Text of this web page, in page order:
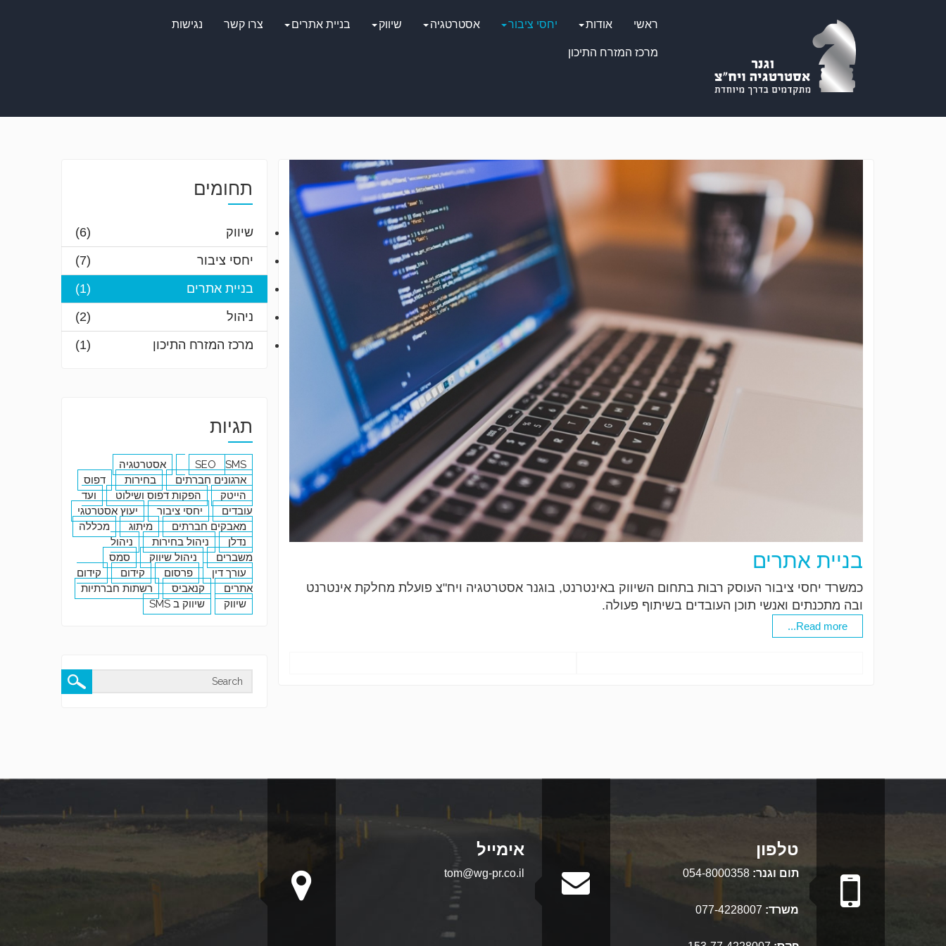
ראשי אודות יחסי ציבור אסטרטגיה שיווק בניית אתרים צרו קשר נגישות
מרכז המזרח התיכון
בניית אתרים
כמשרד יחסי ציבור העוסק רבות בתחום השיווק באינטרנט, בוגנר אסטרטגיה ויח"צ פועלת מחלקת אינטרנט
ובה מתכנתים ואנשי תוכן העובדים בשיתוף פעולה.
Read more...
תחומים
שיווק
(6)
יחסי ציבור
(7)
בניית אתרים
(1)
ניהול
(2)
מרכז המזרח התיכון
(1)
תגיות
SEO SMS
אסטרטגיה
ארגונים חברתים
בחירות
דפוס
הייטק
הפקות דפוס ושילוט
ועד
עובדים
יחסי ציבור
יעוץ אסטרטגי
מאבקים חברתים
מיתוג
מכללה
נדלן
ניהול בחירות
ניהול
משברים
ניהול שיווק
סמס
עורך דין
פרסום קידום
קידום
אתרים
קנאביס
רשתות חברתיות
שיווק
שיווק ב SMS
טלפון
תום וגנר: 054-8000358
משרד:
אימייל
tom@wg-pr.co.il